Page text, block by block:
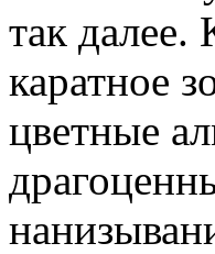
так далее.
каратное
цветные